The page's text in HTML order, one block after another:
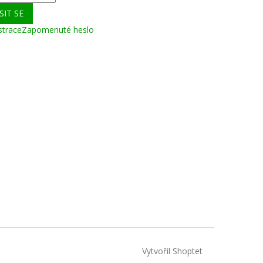
SE
Zapomenuté heslo
Vytvořil Shoptet